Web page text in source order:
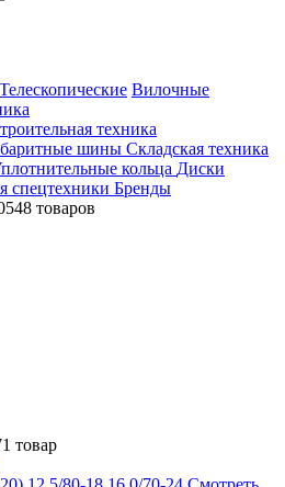
Телескопические Вилочные
техника
шины Складская техника
кольца Диски
спецтехники Бренды
товаров
товар